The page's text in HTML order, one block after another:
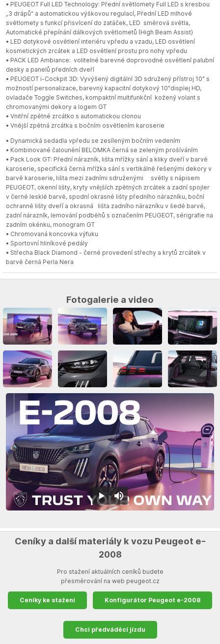
• PEUGEOT Full LED Technology: Přední světlomety Full LED s kresbou
„3 drápů“ a automatickou výškovou regulací, Přední LED mlhové
světlomety s funkcí přisvícení do zatáček, LED směrová světla,
Automatické přepínání dálkových světlometů (High Beam Assist)
• LED dotykové osvětlení interiéru vpředu a vzadu, LED osvětlení
kosmetických zrcátek a LED osvětlení prostu pro nohy vpředu
• PACK LED Ambiance: volitelné barevné doprovodné osvětlení palubní
desky a panelů předních dveří
• PEUGEOT i-Cockpit 3D: Vyvýšený digitální 3D sdružený přístroj 10" s
možností personalizace, barevný kapacitní dotykový 10"displej HD,
ovladače Toggle Switches, kompaktní multifunkční kožený volant s
chromovanými dekory a logem GT
• Vnitřní zpětné zrcátko s automatickou clonou
• Vnější zpětná zrcátka s bočním osvětlením karoserie
• Dynamická sedadla vpředu se zesíleným bočním vedením
• Kombinované čalounění BELOMKA černá se zeleným prošíváním
• Pack Look GT: Přední nárazník, lišta mřížky sání a kliky dveří v barvě
karoserie, specifická černá mřížka sání s vertikálně řešenými dekory v
barvě karoserie, lišta mezi zadními sdruženými světly s nápisem
PEUGEOT, okenní lišty, kryty vnějších zpětných zrcátek a zadní spojler
v černé lesklé barvě, spodní okrasné lišty předního nárazníku, boční
ochranné lišty dveří a okrasná lišta zadního nárazníku v šedé barvě,
zadní nárazník, lemování podběhů s označením PEUGEOT, sérigrafie na
zadním okénku, monogram GT
• Chromovaná koncovka výfuku
• Sportovní hliníkové pedály
• Střecha Black Diamond - černé provedení střechy a krytů zrcátek v
barvě černá Perla Nera
Fotogalerie a video
Ceníky a další materiály k vozu Peugeot e-
2008
Pro stažení aktuálních ceníků budete
přesměrování na web peugeot.cz
Ceníky ke stažení Konfigurátor Peugeot e-2008
Chci předváděcí jízdu